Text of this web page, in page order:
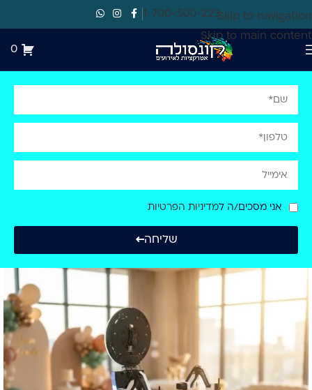
Skip to navigation
Skip to main content
1-700-500-223
0
אני מסכים/ה למדיניות הפרטיות
שליחה